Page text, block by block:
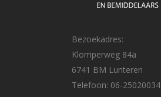
Bezoekadres:
Klomperweg 84a
6741 BM Lunteren
Telefoon: 06-25020034